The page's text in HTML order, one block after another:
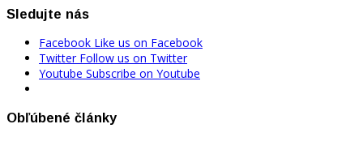
Sledujte nás
Facebook Like us on Facebook
Twitter Follow us on Twitter
Youtube Subscribe on Youtube
Obľúbené články